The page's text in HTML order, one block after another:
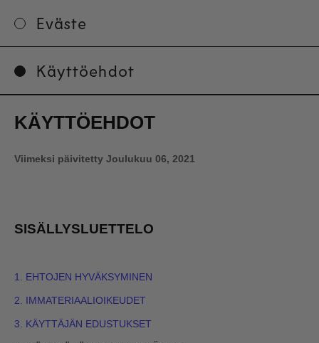
Eväste
Käyttöehdot
KÄYTTÖEHDOT
Viimeksi päivitetty Joulukuu 06, 2021
SISÄLLYSLUETTELO
1. EHTOJEN HYVÄKSYMINEN
2. IMMATERIAALIOIKEUDET
3. KÄYTTÄJÄN EDUSTUKSET